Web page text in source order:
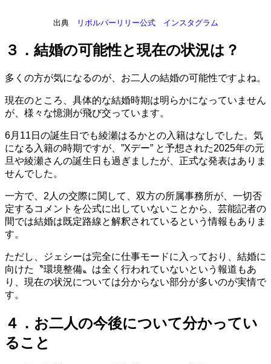
出典 リボルバーリリー公式 インスタグラム
３．結婚の可能性と現在の状況は？
多くの方が気になるのが、お二人の結婚の可能性ですよね。
現在のところ、具体的な結婚時期は明らかになっていません
が、様々な憶測が飛び交っています。
6月11日の誕生日でも綾瀬はるかとの入籍はなしでした。気
になる入籍の時期ですが、”Xデー” と予想された2025年の元
旦や綾瀬さんの誕生日も過ぎましたが、正式な発表はありま
せんでした。
一方で、2人の交際に関して、双方の所属事務所が、一切否
定するコメントを公式に出していないことから、芸能記者の
間では結婚は既定路線と解釈されているという情報もありま
す。
ただし、ジェシーは完全に仕事モードに入っており、結婚に
向けた〝環境整備〟は全く行われていないという報道もあ
り、現在の状況については分からない部分が多いのが実情で
す。
４．お二人の今後について分かってい
ること